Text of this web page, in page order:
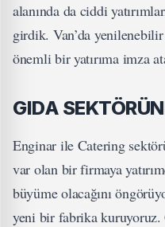
alanında da ciddi
girdik. Van’da
önemli bir yatırıma imza
GIDA
Enginar ile Catering
var olan bir firmaya
büyüme olacağını
yeni bir fabrika kuruyoruz.